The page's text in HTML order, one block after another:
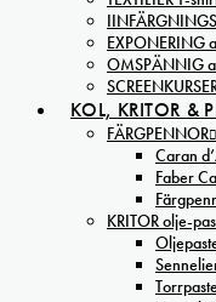
EXPONERING
OMSPÄNNIG
KOL, KRITOR &
FÄRGPENNOR
Caran
Faber
KRITOR olje-